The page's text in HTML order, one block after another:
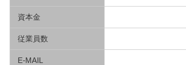
資本金
従業員数
E-MAIL